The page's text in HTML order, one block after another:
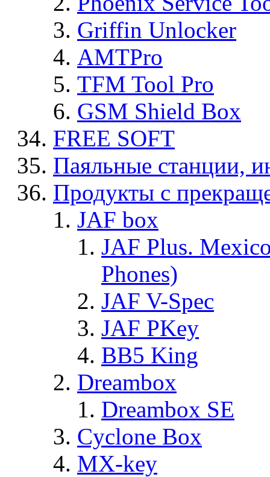
Griffin Unlocker
AMTPro
TFM Tool Pro
GSM Shield Box
FREE SOFT
Паяльные станции,
Продукты с
JAF box
JAF Plus.
Phones)
JAF V-Spec
JAF PKey
BB5 King
Dreambox
Dreambox SE
Cyclone Box
MX-key